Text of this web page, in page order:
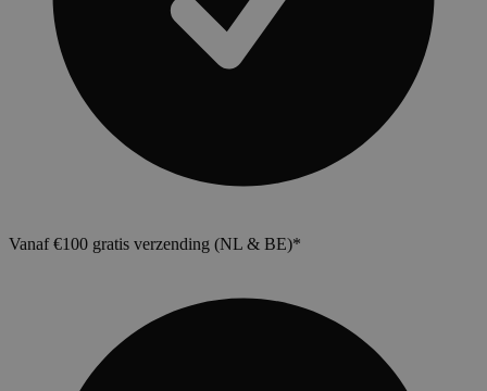
Vanaf €100 gratis verzending (NL & BE)*